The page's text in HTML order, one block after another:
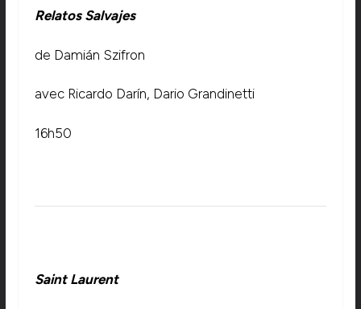
Relatos Salvajes
de Damián Szifron
avec Ricardo Darín, Dario Grandinetti
16h50
Saint Laurent